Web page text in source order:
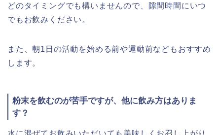
どのタイミングでも構いませんので、隙間時間にいつ
でもお飲みください。
また、朝1日の活動を始める前や運動前などもおすすめ
します。
粉末を飲むのが苦手ですが、他に飲み方はありま
す？